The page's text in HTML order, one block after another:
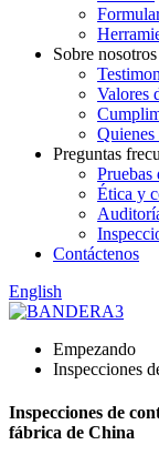
Sobre nosotros
Valores
Quienes
Preguntas
Pruebas
Ética y
Contáctenos
English
Empezando
Inspecciones
Inspecciones de
fábrica de China